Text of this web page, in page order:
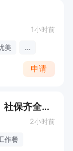
1小时前
美 ...
申请
设备维修员（8000-10000元、社保齐全、免费工作餐）
2小时前
作餐